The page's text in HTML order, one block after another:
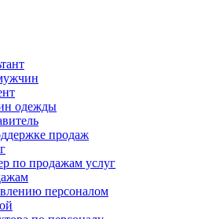
одежды
продаж
по продажам услуг
персоналом